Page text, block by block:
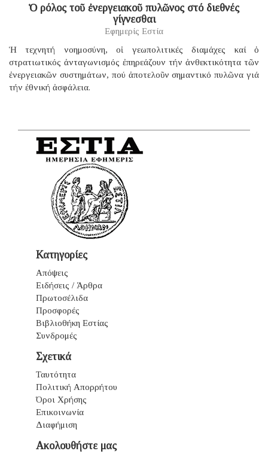
Ὁ ρόλος τοῦ ἐνεργειακοῦ πυλῶνος στό διεθνές
γίγνεσθαι
Εφημερίς Εστία
Ἡ τεχνητή νοημοσύνη, οἱ γεωπολιτικές διαμάχες καί ὁ
στρατιωτικός ἀνταγωνισμός ἐπηρεάζουν τήν ἀνθεκτικότητα τῶν
ἐνεργειακῶν συστημάτων, πού ἀποτελοῦν σημαντικό πυλῶνα γιά
τήν ἐθνική ἀσφάλεια.
Κατηγορίες
Απόψεις
Ειδήσεις / Άρθρα
Πρωτοσέλιδα
Προσφορές
Βιβλιοθήκη Εστίας
Συνδρομές
Σχετικά
Ταυτότητα
Πολιτική Απορρήτου
Όροι Χρήσης
Επικοινωνία
Διαφήμιση
Ακολουθήστε μας